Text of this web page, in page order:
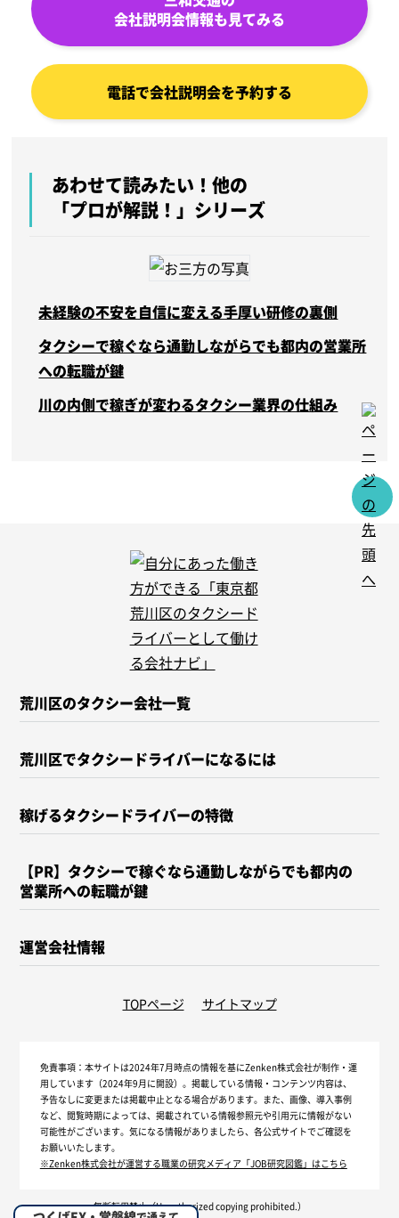
会社説明会情報も見てみる
電話で会社説明会を予約する
あわせて読みたい！他の
「プロが解説！」シリーズ
未経験の不安を自信に変える手厚い研修の裏側
タクシーで稼ぐなら通勤しながらでも都内の営業所
への転職が鍵
川の内側で稼ぎが変わるタクシー業界の仕組み
荒川区のタクシー会社一覧
荒川区でタクシードライバーになるには
稼げるタクシードライバーの特徴
【PR】タクシーで稼ぐなら通勤しながらでも都内の
営業所への転職が鍵
運営会社情報
TOPページ サイトマップ
免責事項： 本サイトは2024年7月時点の情報を基にZenken株式会社が制作・運
用しています（2024年9月に開設）。掲載している情報・コンテンツ内容は、
予告なしに変更または掲載中止となる場合があります。また、画像、導入事例
など、閲覧時期によっては、掲載されている情報参照元や引用元に情報がない
可能性がございます。気になる情報がありましたら、各公式サイトでご確認を
お願いいたします。
※Zenken株式会社が運営する職業の研究メディア「JOB研究図鑑」はこちら
無断転用禁止（Unauthorized copying prohibited.）